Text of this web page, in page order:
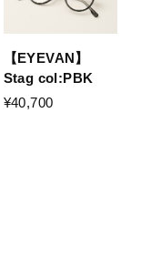
【EYEVAN】
Stag col:PBK
¥40,700